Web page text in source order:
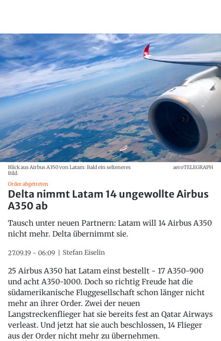
Blick aus Airbus A350 von Latam: Bald ein selteneres
Bild.
aeroTELEGRAPH
Order abgetreten
Delta nimmt Latam 14 ungewollte Airbus
A350 ab
Tausch unter neuen Partnern: Latam will 14 Airbus A350
nicht mehr. Delta übernimmt sie.
27.09.19 - 06:09 Stefan Eiselin
25 Airbus A350 hat Latam einst bestellt - 17 A350-900
und acht A350-1000. Doch so richtig Freude hat die
südamerikanische Fluggesellschaft schon länger nicht
mehr an ihrer Order. Zwei der neuen
Langstreckenflieger hat sie bereits fest an Qatar Airways
verleast. Und jetzt hat sie auch beschlossen, 14 Flieger
aus der Order nicht mehr zu übernehmen.